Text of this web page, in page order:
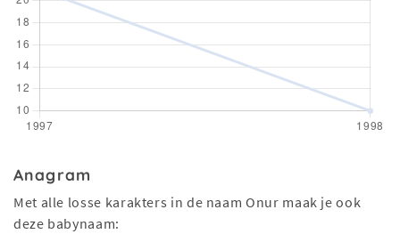
Anagram
Met alle losse karakters in de naam Onur maak je ook
deze babynaam: